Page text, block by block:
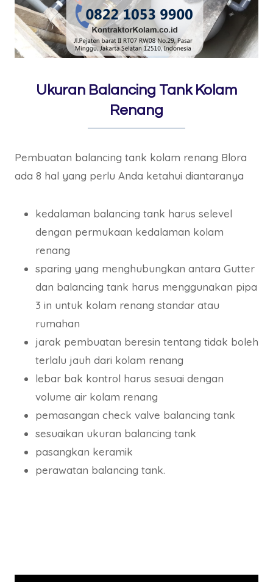
Ukuran Balancing Tank Kolam
Renang
Pembuatan balancing tank kolam renang Blora
ada 8 hal yang perlu Anda ketahui diantaranya
kedalaman balancing tank harus selevel
dengan permukaan kedalaman kolam
renang
sparing yang menghubungkan antara Gutter
dan balancing tank harus menggunakan pipa
3 in untuk kolam renang standar atau
rumahan
jarak pembuatan beresin tentang tidak boleh
terlalu jauh dari kolam renang
lebar bak kontrol harus sesuai dengan
volume air kolam renang
pemasangan check valve balancing tank
sesuaikan ukuran balancing tank
pasangkan keramik
perawatan balancing tank.